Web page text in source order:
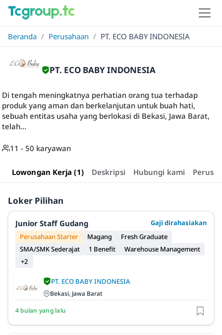
Beranda / Perusahaan / PT. ECO BABY INDONESIA
PT. ECO BABY INDONESIA
Di tengah meningkatnya perhatian orang tua terhadap
produk yang aman dan berkelanjutan untuk buah hati,
sebuah entitas usaha yang berlokasi di Bekasi, Jawa Barat,
telah...
11 - 50 karyawan
Lowongan Kerja (1) Deskripsi Hubungi kami
Loker Pilihan
Junior Staff Gudang
Gaji dirahasiakan
Perusahaan Starter
Magang
Fresh Graduate
SMA/SMK Sederajat
1 Benefit
Warehouse Management
+2
PT. ECO BABY INDONESIA
Bekasi, Jawa Barat
4 bulan yang lalu